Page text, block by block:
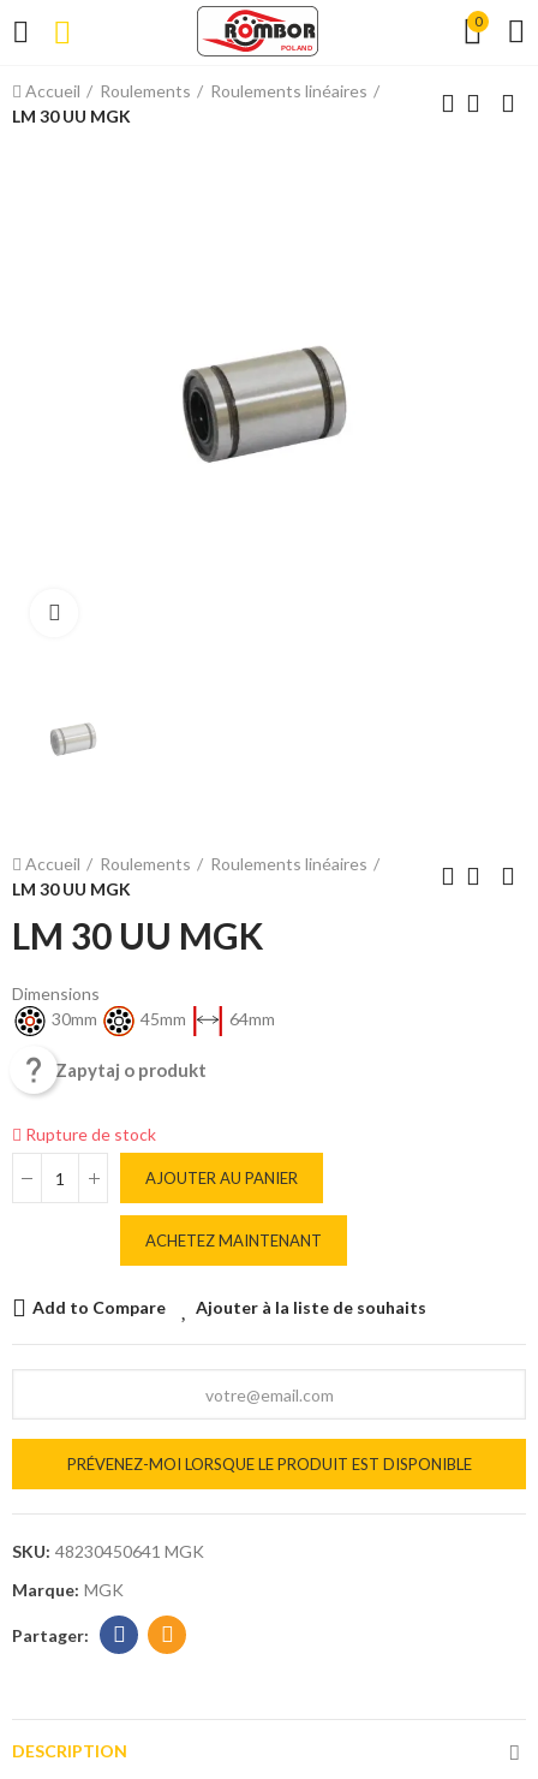
0
Accueil Roulements
Roulements linéaires
LM 30 UU MGK
Accueil Roulements
Roulements linéaires
LM 30 UU MGK
LM 30 UU MGK
Dimensions
30mm
45mm 64mm
 Zapytaj o produkt
Rupture de stock
AJOUTER AU PANIER
ACHETEZ MAINTENANT
Add to Compare Ajouter à la liste de souhaits
PRÉVENEZ-MOI LORSQUE LE PRODUIT EST DISPONIBLE
SKU: 48230450641 MGK
Marque: MGK
DESCRIPTION